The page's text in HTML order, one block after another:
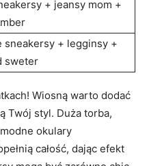
+ jeansy mom +
sneakersy + legginsy +
sweter
Wiosną warto dodać
Twój styl. Duża torba,
okulary
całość, dając efekt